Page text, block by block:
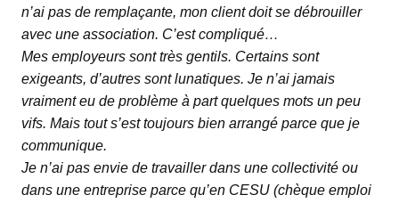
n’ai pas de remplaçante, mon client doit se débrouiller
avec une association. C’est compliqué…
Mes employeurs sont très gentils. Certains sont
exigeants, d’autres sont lunatiques. Je n’ai jamais
vraiment eu de problème à part quelques mots un peu
vifs. Mais tout s’est toujours bien arrangé parce que je
communique.
Je n’ai pas envie de travailler dans une collectivité ou
dans une entreprise parce qu’en CESU (chèque emploi